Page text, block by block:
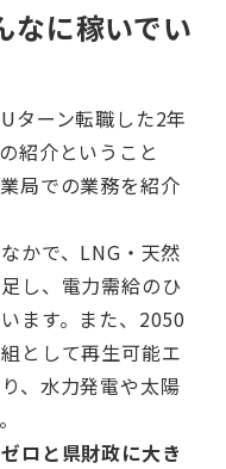
なに稼いでい
ターン転職した2年
紹介ということ
局での業務を紹介
かで、LNG・天然
し、電力需給のひ
ます。また、2050
として再生可能エ
、水力発電や太陽
ロと県財政に大き